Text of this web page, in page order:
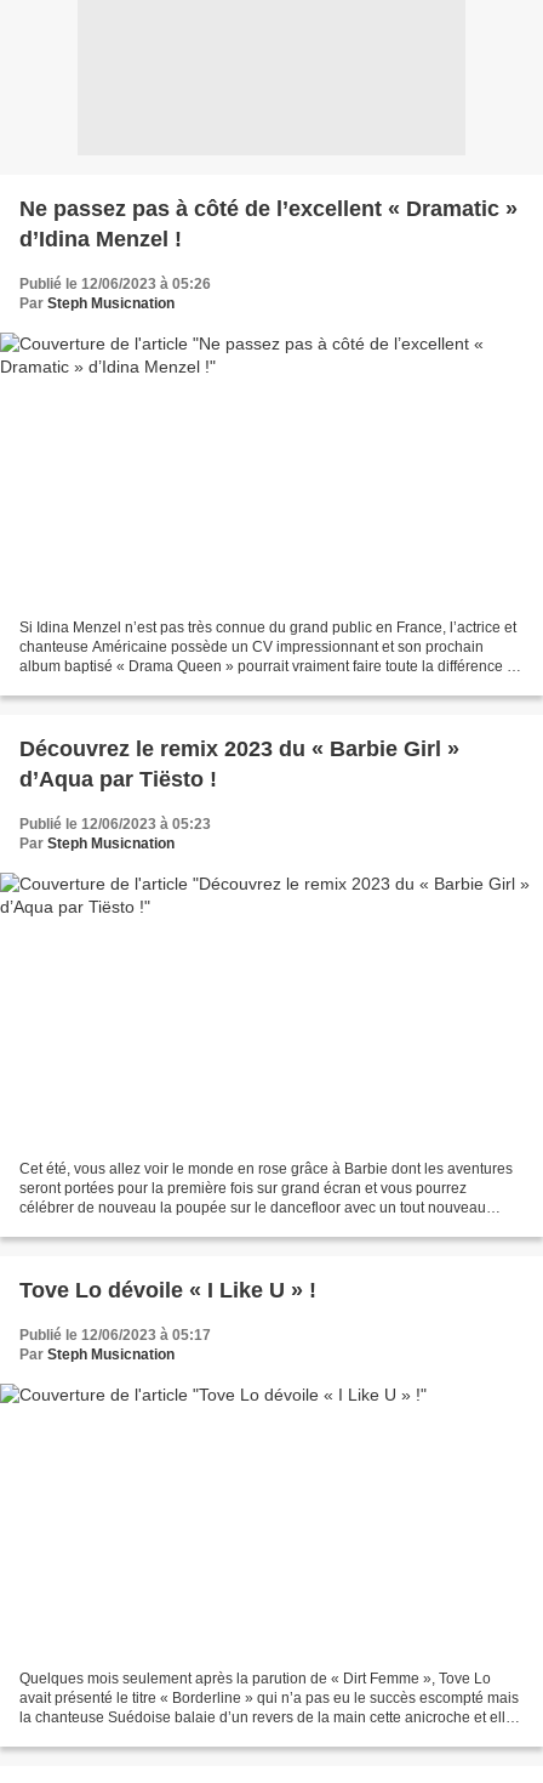
Ne passez pas à côté de l’excellent « Dramatic »
d’Idina Menzel !
Publié le 12/06/2023 à 05:26
Par Steph Musicnation
Si Idina Menzel n’est pas très connue du grand public en France, l’actrice et
chanteuse Américaine possède un CV impressionnant et son prochain
album baptisé « Drama Queen » pourrait vraiment faire toute la différence à
Découvrez le remix 2023 du « Barbie Girl »
d’Aqua par Tiësto !
Publié le 12/06/2023 à 05:23
Par Steph Musicnation
Cet été, vous allez voir le monde en rose grâce à Barbie dont les aventures
seront portées pour la première fois sur grand écran et vous pourrez
célébrer de nouveau la poupée sur le dancefloor avec un tout nouveau
Tove Lo dévoile « I Like U » !
Publié le 12/06/2023 à 05:17
Par Steph Musicnation
Quelques mois seulement après la parution de « Dirt Femme », Tove Lo
avait présenté le titre « Borderline » qui n’a pas eu le succès escompté mais
la chanteuse Suédoise balaie d’un revers de la main cette anicroche et elle